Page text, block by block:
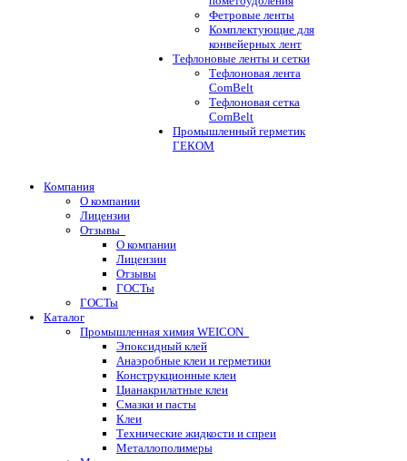
Фетровые ленты
Комплектующие для
конвейерных лент
Тефлоновые ленты и сетки
Тефлоновая лента
ComBelt
Тефлоновая сетка
ComBelt
Промышленный герметик
ГЕКОМ
Компания
О компании
Лицензии
Отзывы
О компании
Лицензии
Отзывы
ГОСТы
ГОСТы
Каталог
Промышленная химия WEICON
Эпоксидный клей
Анаэробные клеи и герметики
Конструкционные клеи
Цианакрилатные клеи
Смазки и пасты
Клеи
Технические жидкости и спреи
Металлополимеры